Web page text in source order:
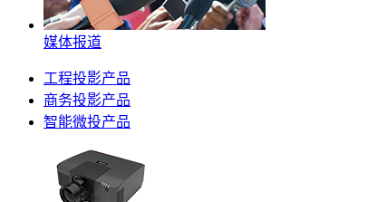
媒体报道
工程投影产品
商务投影产品
智能微投产品